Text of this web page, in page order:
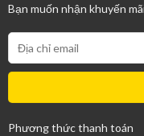
Bạn muốn nhận khuyến
Phương thức thanh toán